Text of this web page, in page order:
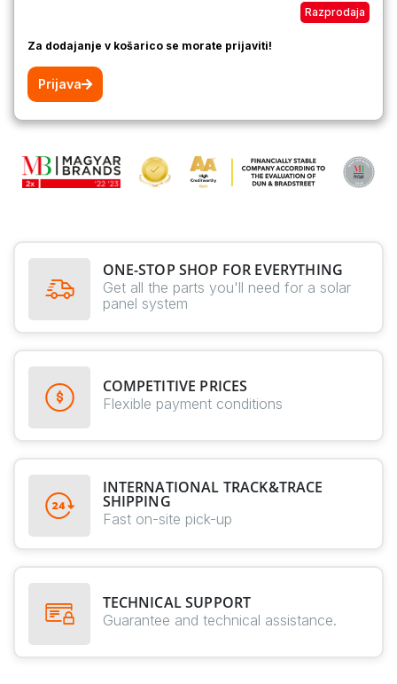
Razprodaja
Za dodajanje v košarico se morate prijaviti!
Prijava
ONE-STOP SHOP FOR EVERYTHING
Get all the parts you'll need for a solar
panel system
COMPETITIVE PRICES
Flexible payment conditions
INTERNATIONAL TRACK&TRACE
SHIPPING
Fast on-site pick-up
TECHNICAL SUPPORT
Guarantee and technical assistance.